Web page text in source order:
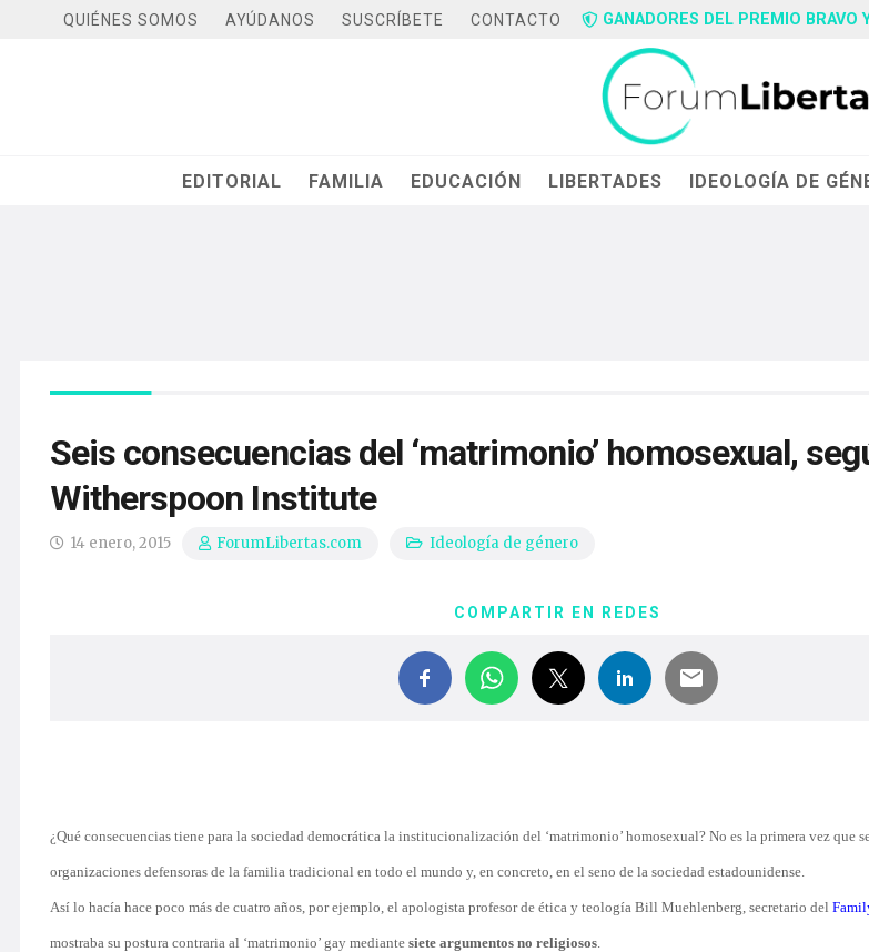
QUIÉNES SOMOS AYÚDANOS SUSCRÍBETE CONTACTO GANADORES DEL PREMIO BRAVO
EDITORIAL FAMILIA EDUCACIÓN LIBERTADES IDEOLOGÍA DE
Seis consecuencias del ‘matrimonio’ homosexual,
Witherspoon Institute
14 enero, 2015 ForumLibertas.com Ideología de género
COMPARTIR EN REDES
¿Qué consecuencias tiene para la sociedad democrática la institucionalización del ‘matrimonio’ homosexual? No es la primera vez que
organizaciones defensoras de la familia tradicional en todo el mundo y, en concreto, en el seno de la sociedad estadounidense.
Así lo hacía hace poco más de cuatro años, por ejemplo, el apologista profesor de ética y teología Bill Muehlenberg, secretario del
mostraba su postura contraria al ‘matrimonio’ gay mediante siete argumentos no religiosos.